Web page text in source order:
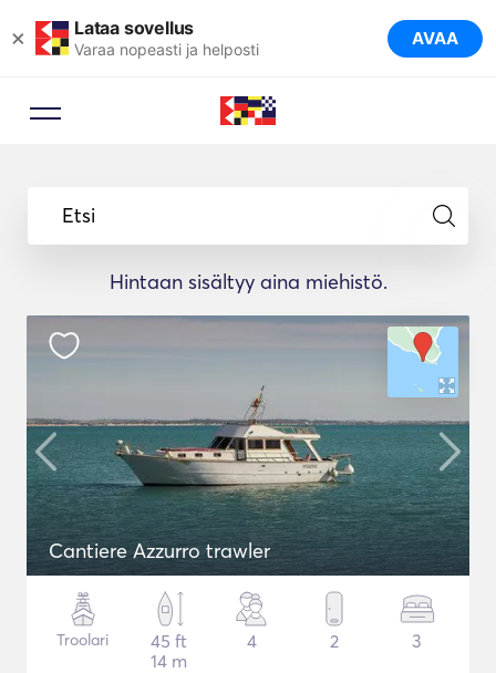
× Lataa sovellus
Varaa nopeasti ja helposti AVAA
Etsi
Hintaan sisältyy aina miehistö.
Cantiere Azzurro trawler
Troolari
45 ft
14 m
4 2 3